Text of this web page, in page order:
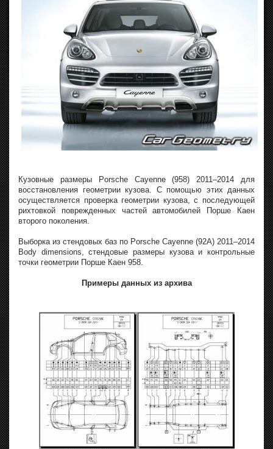
Кузовные размеры Porsche Cayenne (958) 2011–2014 для
восстановления геометрии кузова. С помощью этих данных
осуществляется проверка геометрии кузова, с последующей
рихтовкой поврежденных частей автомобилей Порше Каен
второго поколения.
Выборка из стендовых баз по Porsche Cayenne (92A) 2011–2014
Body dimensions, стендовые размеры кузова и контрольные
точки геометрии Порше Каен 958.
Примеры данных из архива